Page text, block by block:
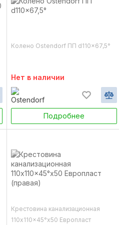
Колено Ostendorf ПП d110x67,5°
Нет в наличии
Подробнее
Крестовина канализационная
110x110x45°x50 Европласт